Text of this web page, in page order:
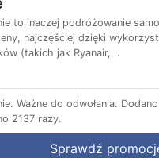
to inaczej podróżowanie
najczęściej dzięki
(takich jak Ryanair,...
Ważne do odwołania.
2137 razy.
Sprawdź